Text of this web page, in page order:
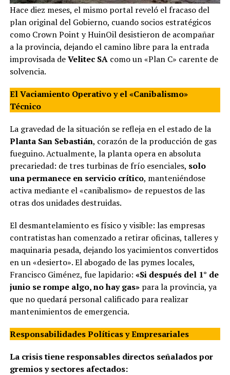
Hace diez meses, el mismo portal reveló el fracaso del
plan original del Gobierno, cuando socios estratégicos
como Crown Point y HuinOil desistieron de acompañar
a la provincia, dejando el camino libre para la entrada
improvisada deVelitec SAcomo un «Plan C» carente de
solvencia.
El Vaciamiento Operativo y el «Canibalismo»
Técnico
La gravedad de la situación se refleja en el estado de la
Planta San Sebastián, corazón de la producción de gas
fueguino. Actualmente, la planta opera en absoluta
precariedad: de tres turbinas de frío esenciales, solo
una permanece en servicio crítico, manteniéndose
activa mediante el «canibalismo» de repuestos de las
otras dos unidades destruidas.
El desmantelamiento es físico y visible: las empresas
contratistas han comenzado a retirar oficinas, talleres y
maquinaria pesada, dejando los yacimientos convertidos
en un «desierto». El abogado de las pymes locales,
Francisco Giménez, fue lapidario: «Si después del 1° de
junio se rompe algo, no hay gas»para la provincia, ya
que no quedará personal calificado para realizar
mantenimientos de emergencia.
Responsabilidades Políticas y Empresariales
La crisis tiene responsables directos señalados por
gremios y sectores afectados: